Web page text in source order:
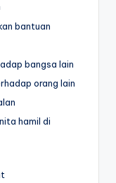
bantuan
bangsa lain
orang lain
hamil di